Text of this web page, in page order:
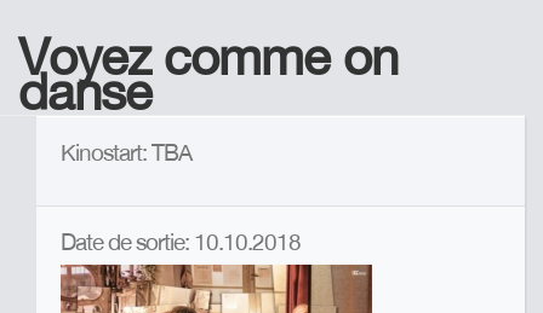
Voyez comme on
danse
Kinostart: TBA
Date de sortie: 10.10.2018